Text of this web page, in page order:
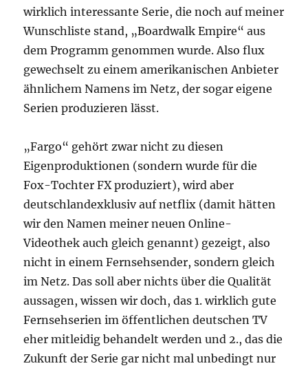
wirklich interessante Serie, die noch auf meiner
Wunschliste stand, „Boardwalk Empire“ aus
dem Programm genommen wurde. Also flux
gewechselt zu einem amerikanischen Anbieter
ähnlichem Namens im Netz, der sogar eigene
Serien produzieren lässt.
„Fargo“ gehört zwar nicht zu diesen
Eigenproduktionen (sondern wurde für die
Fox-Tochter FX produziert), wird aber
deutschlandexklusiv auf netflix (damit hätten
wir den Namen meiner neuen Online-
Videothek auch gleich genannt) gezeigt, also
nicht in einem Fernsehsender, sondern gleich
im Netz. Das soll aber nichts über die Qualität
aussagen, wissen wir doch, das 1. wirklich gute
Fernsehserien im öffentlichen deutschen TV
eher mitleidig behandelt werden und 2., das die
Zukunft der Serie gar nicht mal unbedingt nur